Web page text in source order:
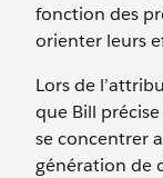
fonction des
orienter leurs
Lors de
que Bill
se concentrer
génération de